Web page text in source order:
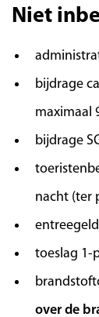
een echte
retour).
smalle
Dag
We
Niet
bijdrage
maximaal
bijdrage
nacht (ter
toeslag 1-
over de